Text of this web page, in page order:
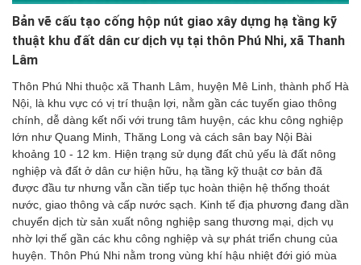
Bản vẽ cấu tạo cống hộp nút giao xây dựng hạ tầng kỹ
thuật khu đất dân cư dịch vụ tại thôn Phú Nhi, xã Thanh
Lâm
Thôn Phú Nhi thuộc xã Thanh Lâm, huyện Mê Linh, thành phố Hà
Nội, là khu vực có vị trí thuận lợi, nằm gần các tuyến giao thông
chính, dễ dàng kết nối với trung tâm huyện, các khu công nghiệp
lớn như Quang Minh, Thăng Long và cách sân bay Nội Bài
khoảng 10 - 12 km. Hiện trạng sử dụng đất chủ yếu là đất nông
nghiệp và đất ở dân cư hiện hữu, hạ tầng kỹ thuật cơ bản đã
được đầu tư nhưng vẫn cần tiếp tục hoàn thiện hệ thống thoát
nước, giao thông và cấp nước sạch. Kinh tế địa phương đang dần
chuyển dịch từ sản xuất nông nghiệp sang thương mại, dịch vụ
nhờ lợi thế gần các khu công nghiệp và sự phát triển chung của
huyện. Thôn Phú Nhi nằm trong vùng khí hậu nhiệt đới gió mùa